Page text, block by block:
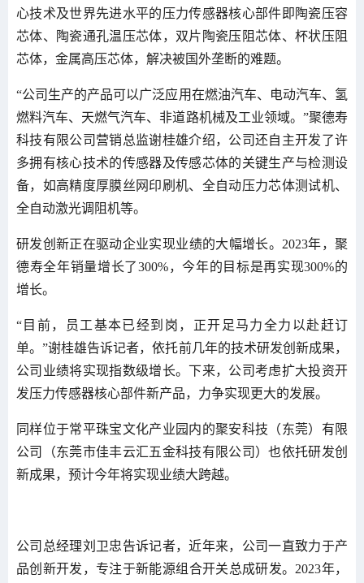
心技术及世界先进水平的压力传感器核心部件即陶瓷压容
芯体、陶瓷通孔温压芯体，双片陶瓷压阻芯体、杯状压阻
芯体，金属高压芯体，解决被国外垄断的难题。
“公司生产的产品可以广泛应用在燃油汽车、电动汽车、氢
燃料汽车、天燃气汽车、非道路机械及工业领域。”聚德寿
科技有限公司营销总监谢桂雄介绍，公司还自主开发了许
多拥有核心技术的传感器及传感芯体的关键生产与检测设
备，如高精度厚膜丝网印刷机、全自动压力芯体测试机、
全自动激光调阻机等。
研发创新正在驱动企业实现业绩的大幅增长。2023年，聚
德寿全年销量增长了300%，今年的目标是再实现300%的
增长。
“目前，员工基本已经到岗，正开足马力全力以赴赶订
单。”谢桂雄告诉记者，依托前几年的技术研发创新成果，
公司业绩将实现指数级增长。下来，公司考虑扩大投资开
发压力传感器核心部件新产品，力争实现更大的发展。
同样位于常平珠宝文化产业园内的聚安科技（东莞）有限
公司（东莞市佳丰云汇五金科技有限公司）也依托研发创
新成果，预计今年将实现业绩大跨越。
公司总经理刘卫忠告诉记者，近年来，公司一直致力于产
品创新开发，专注于新能源组合开关总成研发。2023年，